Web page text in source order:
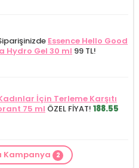
Essence Hello Good
Hydro Gel 30 ml 99 TL!
İçin Terleme Karşıtı
75 ml ÖZEL FİYAT! 188.55
Özel Fiyatİdea Derma
İnnova Wash Gel
Kampanya 2